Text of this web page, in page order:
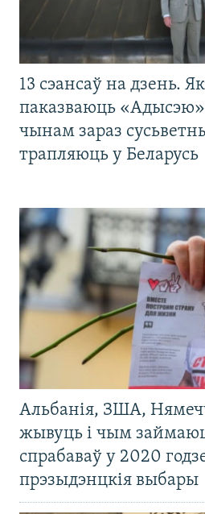
13 сэансаў на дзень.
паказваюць
чынам зараз
трапляюць у Беларусь
Альбанія, ЗША,
жывуць і чым
спрабаваў у 2020
прэзыдэнцкія выбары